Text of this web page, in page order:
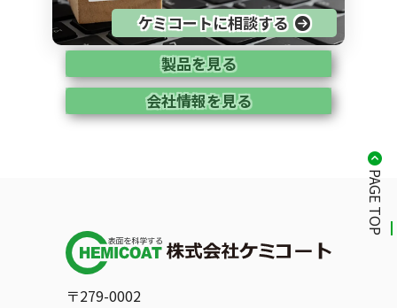
ケミコートに相談する
製品を見る
会社情報を見る
〒279-0002
PAGE TOP